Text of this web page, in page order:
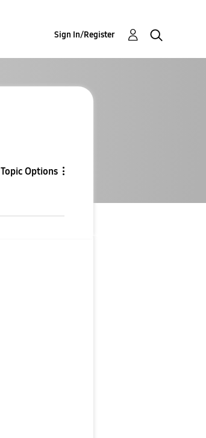
Sign In/Register
Topic Options